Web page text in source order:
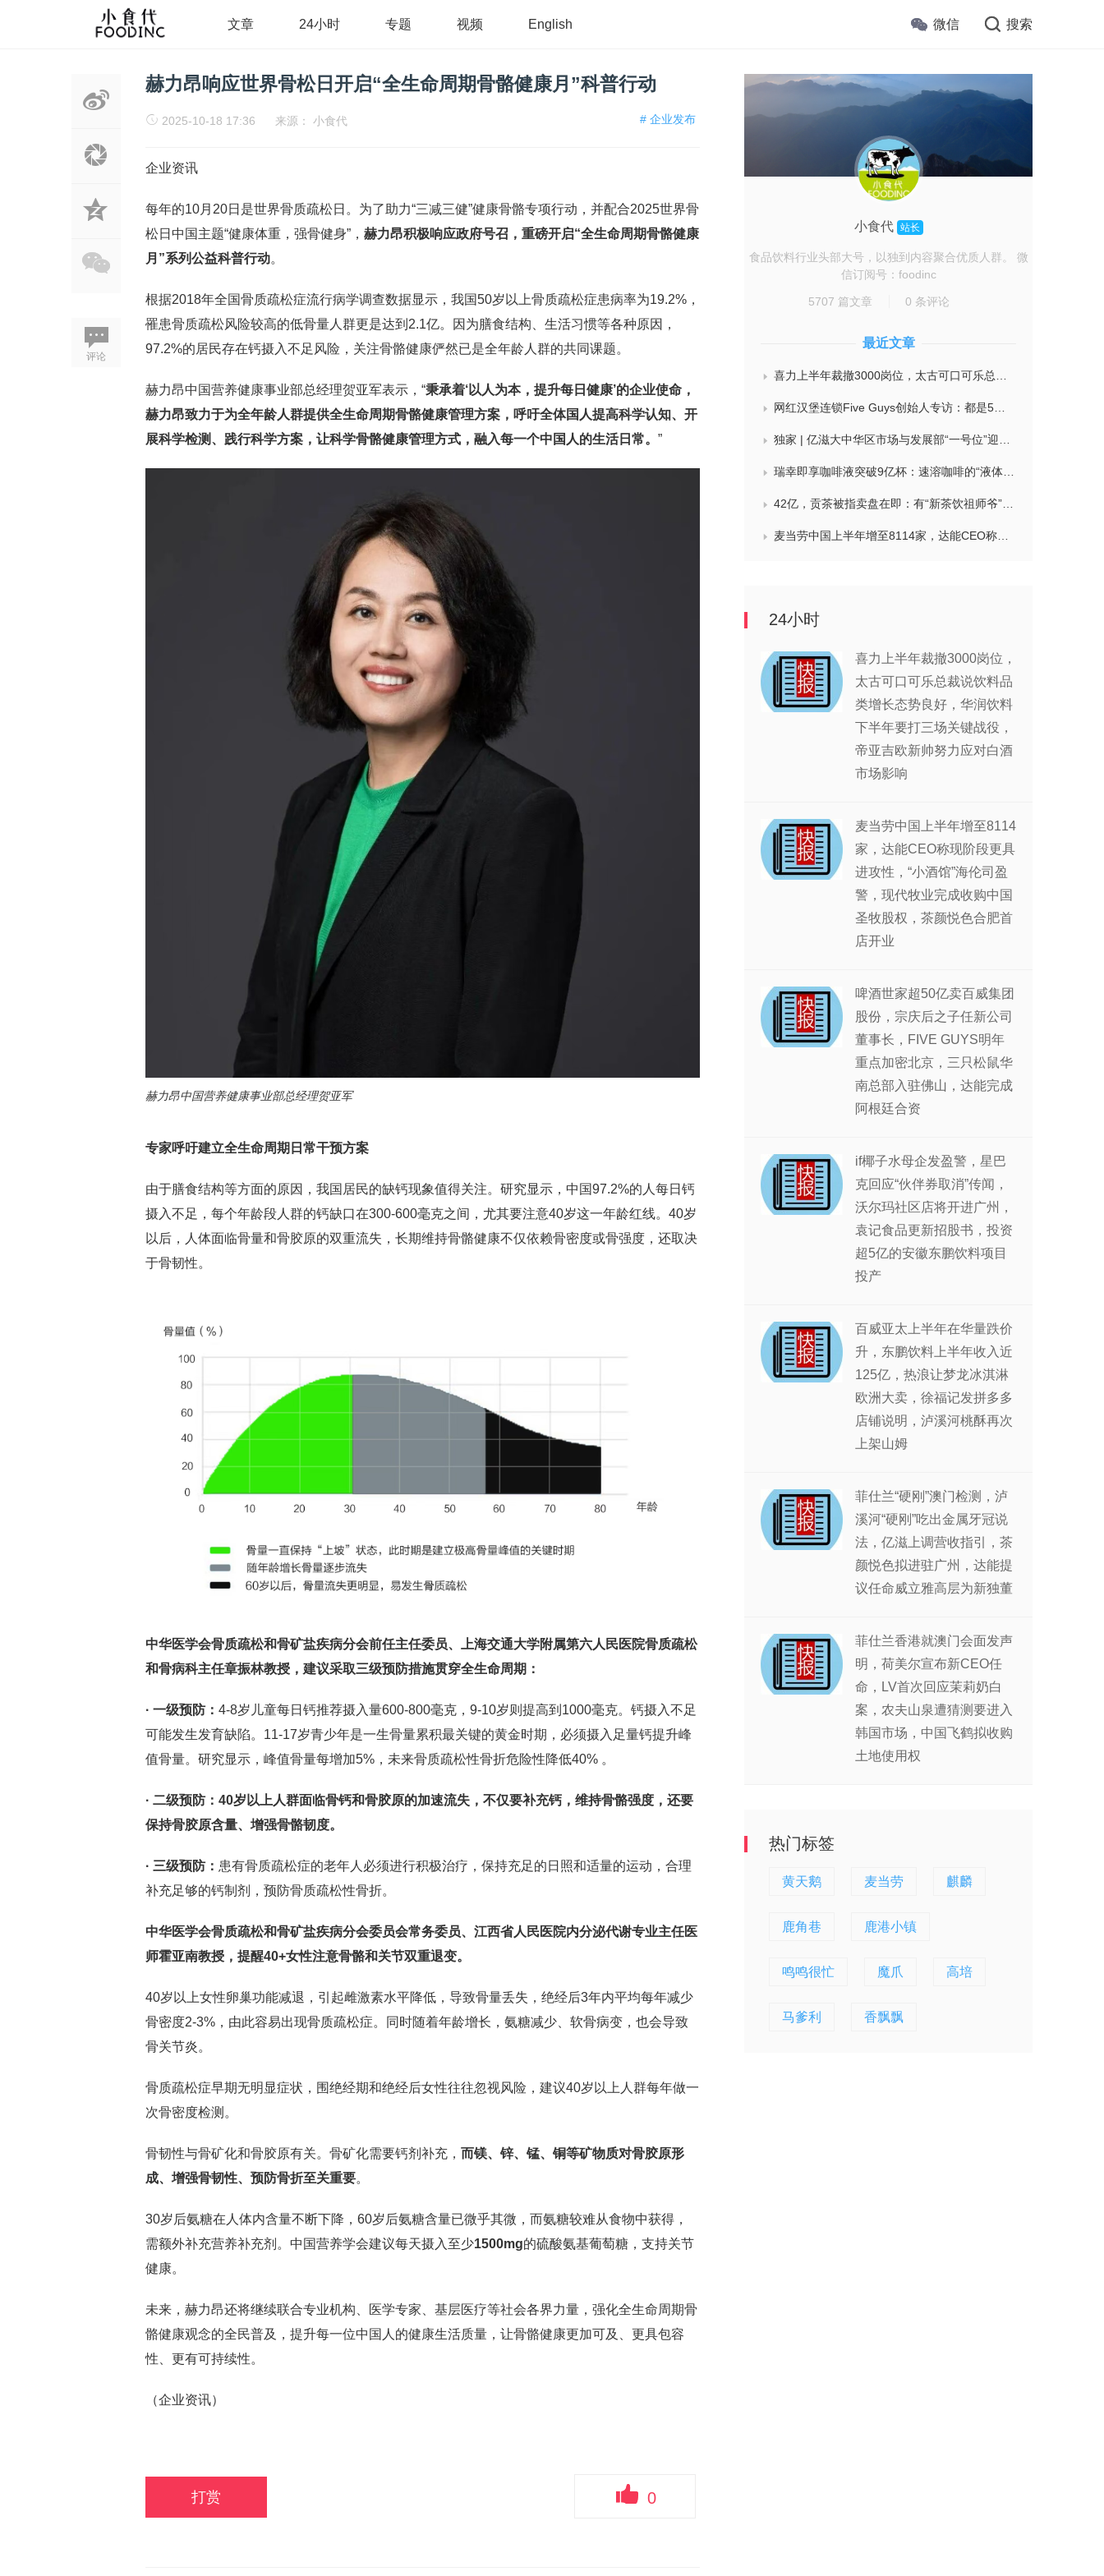
文章 24小时 专题 视频 English 微信 搜索
评论
赫力昂响应世界骨松日开启“全生命周期骨骼健康月”科普行动
# 企业发布
2025-10-18 17:36 来源： 小食代
企业资讯
每年的10月20日是世界骨质疏松日。为了助力“三减三健”健康骨骼专项行动，并配合2025世界骨
松日中国主题“健康体重，强骨健身”， 赫力昂积极响应政府号召，重磅开启“全生命周期骨骼健康
月”系列公益科普行动。
根据2018年全国骨质疏松症流行病学调查数据显示，我国50岁以上骨质疏松症患病率为19.2%，
罹患骨质疏松风险较高的低骨量人群更是达到2.1亿。因为膳食结构、生活习惯等各种原因，
97.2%的居民存在钙摄入不足风险，关注骨骼健康俨然已是全年龄人群的共同课题。
赫力昂中国营养健康事业部总经理贺亚军表示，“秉承着‘以人为本，提升每日健康’的企业使命，
赫力昂致力于为全年龄人群提供全生命周期骨骼健康管理方案，呼吁全体国人提高科学认知、开
展科学检测、践行科学方案，让科学骨骼健康管理方式，融入每一个中国人的生活日常。 ”
赫力昂中国营养健康事业部总经理贺亚军
专家呼吁建立全生命周期日常干预方案
由于膳食结构等方面的原因，我国居民的缺钙现象值得关注。研究显示，中国97.2%的人每日钙
摄入不足，每个年龄段人群的钙缺口在300-600毫克之间，尤其要注意40岁这一年龄红线。40岁
以后，人体面临骨量和骨胶原的双重流失，长期维持骨骼健康不仅依赖骨密度或骨强度，还取决
于骨韧性。
中华医学会骨质疏松和骨矿盐疾病分会前任主任委员、上海交通大学附属第六人民医院骨质疏松
和骨病科主任章振林教授，建议采取三级预防措施贯穿全生命周期：
· 一级预防： 4-8岁儿童每日钙推荐摄入量600-800毫克，9-10岁则提高到1000毫克。钙摄入不足
可能发生发育缺陷。11-17岁青少年是一生骨量累积最关键的黄金时期，必须摄入足量钙提升峰
值骨量。研究显示，峰值骨量每增加5%，未来骨质疏松性骨折危险性降低40% 。
· 二级预防： 40岁以上人群面临骨钙和骨胶原的加速流失 ， 不仅要补充钙，维持骨骼强度，还要
保持骨胶原含量、增强骨骼韧度。
· 三级预防： 患有骨质疏松症的老年人必须进行积极治疗，保持充足的日照和适量的运动，合理
补充足够的钙制剂，预防骨质疏松性骨折。
中华医学会骨质疏松和骨矿盐疾病分会委员会常务委员、江西省人民医院内分泌代谢专业主任医
师霍亚南教授，提醒40+女性注意骨骼和关节双重退变。
40岁以上女性卵巢功能减退，引起雌激素水平降低，导致骨量丢失，绝经后3年内平均每年减少
骨密度2-3%，由此容易出现骨质疏松症。同时随着年龄增长，氨糖减少、软骨病变，也会导致
骨关节炎。
骨质疏松症早期无明显症状，围绝经期和绝经后女性往往忽视风险，建议40岁以上人群每年做一
次骨密度检测。
骨韧性与骨矿化和骨胶原有关。骨矿化需要钙剂补充， 而镁、锌、锰、铜等矿物质对骨胶原形
成、增强骨韧性、预防骨折至关重要。
30岁后氨糖在人体内含量不断下降，60岁后氨糖含量已微乎其微，而氨糖较难从食物中获得，
需额外补充营养补充剂。中国营养学会建议每天摄入至少1500mg的硫酸氨基葡萄糖，支持关节
健康。
未来，赫力昂还将继续联合专业机构、医学专家、基层医疗等社会各界力量，强化全生命周期骨
骼健康观念的全民普及，提升每一位中国人的健康生活质量，让骨骼健康更加可及、更具包容
性、更有可持续性。
（企业资讯）
0
打赏
小食代 站长
食品饮料行业头部大号，以独到内容聚合优质人群。 微
信订阅号：foodinc
5707 篇文章 0 条评论
最近文章
喜力上半年裁撤3000岗位，太古可口可乐总裁说饮料品类增长态势良好，华润饮料下半年要打三场关键战役，帝亚吉欧新帅努力应对白酒市场影响
网红汉堡连锁Five Guys创始人专访：都是5个儿子和妻子在打理，绝不会与麦当劳正面竞争，要公司上市或卖盘的建议不时出现
独家 | 亿滋大中华区市场与发展部“一号位”迎来新变动，曲向明将卸任
瑞幸即享咖啡液突破9亿杯：速溶咖啡的“液体时代”是如何炼成的？
42亿，贡茶被指卖盘在即：有“新茶饮祖师爷”之称，贝恩资本拟接手
麦当劳中国上半年增至8114家，达能CEO称现阶段更具进攻性，“小酒馆”海伦司盈警，现代牧业完成收购中国圣牧股权，茶颜悦色合肥首店开业
24小时
喜力上半年裁撤3000岗位，
太古可口可乐总裁说饮料品
类增长态势良好，华润饮料
下半年要打三场关键战役，
帝亚吉欧新帅努力应对白酒
市场影响
麦当劳中国上半年增至8114
家，达能CEO称现阶段更具
进攻性，“小酒馆”海伦司盈
警，现代牧业完成收购中国
圣牧股权，茶颜悦色合肥首
店开业
啤酒世家超50亿卖百威集团
股份，宗庆后之子任新公司
董事长，FIVE GUYS明年
重点加密北京，三只松鼠华
南总部入驻佛山，达能完成
阿根廷合资
if椰子水母企发盈警，星巴
克回应“伙伴券取消”传闻，
沃尔玛社区店将开进广州，
袁记食品更新招股书，投资
超5亿的安徽东鹏饮料项目
投产
百威亚太上半年在华量跌价
升，东鹏饮料上半年收入近
125亿，热浪让梦龙冰淇淋
欧洲大卖，徐福记发拼多多
店铺说明，泸溪河桃酥再次
上架山姆
菲仕兰“硬刚”澳门检测，泸
溪河“硬刚”吃出金属牙冠说
法，亿滋上调营收指引，茶
颜悦色拟进驻广州，达能提
议任命威立雅高层为新独董
菲仕兰香港就澳门会面发声
明，荷美尔宣布新CEO任
命，LV首次回应茉莉奶白
案，农夫山泉遭猜测要进入
韩国市场，中国飞鹤拟收购
土地使用权
热门标签
黄天鹅 麦当劳 麒麟
鹿角巷 鹿港小镇
鸣鸣很忙 魔爪 高培
马爹利 香飘飘